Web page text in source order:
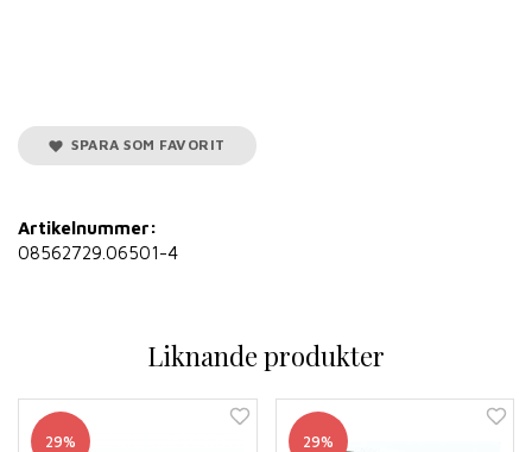
SPARA SOM FAVORIT
Artikelnummer:
08562729.06501-4
Liknande produkter
29% 29%